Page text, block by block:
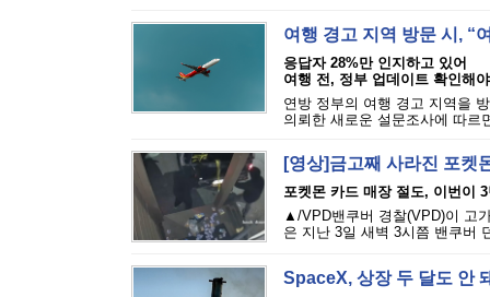
여행 경고 지역 방문 시, “
응답자 28%만 인지하고 있어
여행 전, 정부 업데이트 확인해야
연방 정부의 여행 경고 지역을
의뢰한 새로운 설문조사에 따르
[영상]금고째 사라진 포켓
포켓몬 카드 매장 절도, 이번이
▲/VPD밴쿠버 경찰(VPD)이 고
은 지난 3일 새벽 3시쯤 밴쿠버
SpaceX, 상장 두 달도 안